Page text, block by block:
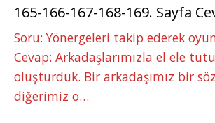
165-166-167-168-169. Sayfa
Soru: Yönergeleri takip ederek
Cevap: Arkadaşlarımızla el ele
oluşturduk. Bir arkadaşımız bir
diğerimiz o…